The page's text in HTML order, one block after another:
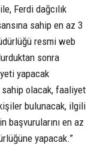
Ferdi dağcılık
sahip en az 3
resmi web
sonra
yapacak
sahip olacak, faaliyet
bulunacak, ilgili
başvurularını en az
yapacak.”